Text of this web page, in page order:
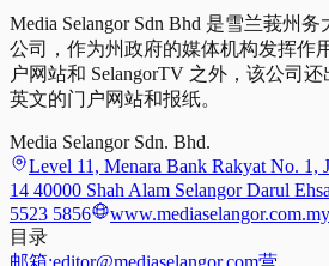
Media Selangor Sdn Bhd 是雪兰莪州
公司，作为州政府的媒体机构发挥作
户网站和 SelangorTV 之外，该公司
英文的门户网站和报纸。
Media Selangor Sdn. Bhd.
Level 11, Menara Bank Rakyat No. 1,
14 40000 Shah Alam Selangor Darul
5523 5856
www.mediaselangor.com.my
目录
邮箱:editor@mediaselangor.com营